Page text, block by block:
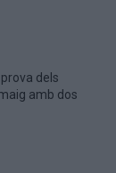
dels
amb dos